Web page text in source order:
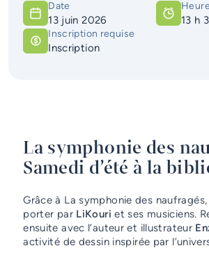
Services d'alerte
Guichet unique
Date
13 juin 2026
Heure
13 h
Inscription requise
Inscription
La symphonie des
Samedi d’été à la
Grâce à La symphonie des
porter par LiKouri et ses musiciens.
ensuite avec l’auteur et illustrateur
activité de dessin inspirée par